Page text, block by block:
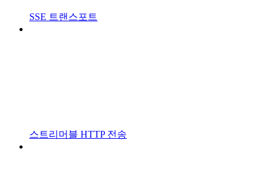
SSE 트랜스포트
스트리머블 HTTP 전송